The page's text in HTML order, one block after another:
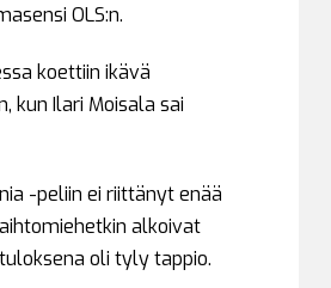
OLS:n.
koettiin ikävä
kun Ilari Moisala sai
-peliin ei riittänyt enää
alkoivat
oli tyly tappio.